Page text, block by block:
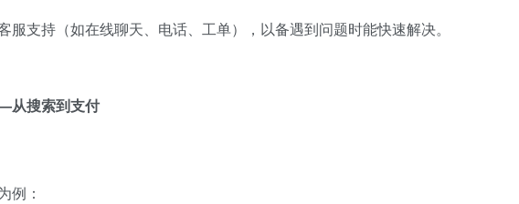
服支持（如在线聊天、电话、工单），以备遇到问题时能快速解决。
从搜索到支付
例：